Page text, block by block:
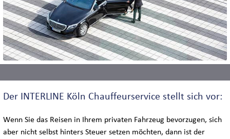
Der INTERLINE Köln Chauffeurservice stellt sich vor:
Wenn Sie das Reisen in Ihrem privaten Fahrzeug bevorzugen, sich
aber nicht selbst hinters Steuer setzen möchten, dann ist der